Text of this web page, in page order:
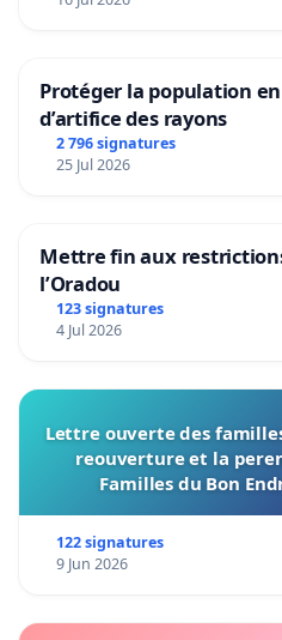
Protéger la population
d’artifice des rayons
2 796 signatures
25 Jul 2026
Mettre fin aux
l’Oradou
123 signatures
4 Jul 2026
Lettre ouverte des
reouverture et la
Familles du Bon
122 signatures
9 Jun 2026